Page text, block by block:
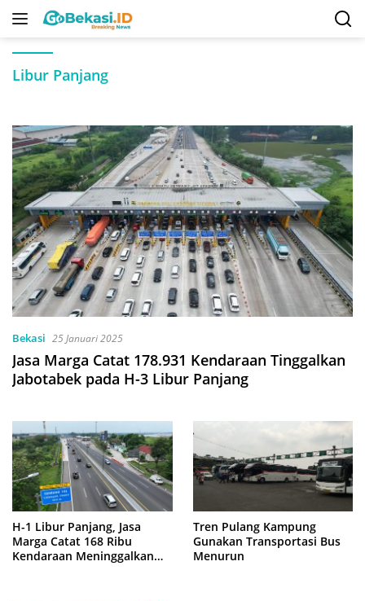
Langsung
Libur Panjang
Bekasi 25 Januari 2025
Jasa Marga Catat 178.931 Kendaraan Tinggalkan
Jabotabek pada H-3 Libur Panjang
H-1 Libur Panjang, Jasa
Marga Catat 168 Ribu
Kendaraan Meninggalkan
Tren Pulang Kampung
Gunakan Transportasi Bus
Menurun